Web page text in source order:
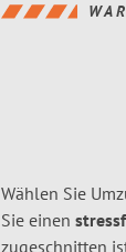
Wählen Sie
Sie einen
zugeschnitten